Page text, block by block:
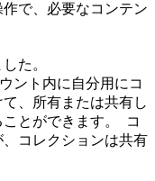
で、必要なコンテン
た。
ント内に自分用にコ
、所有または共有し
とができます。 コ
コレクションは共有